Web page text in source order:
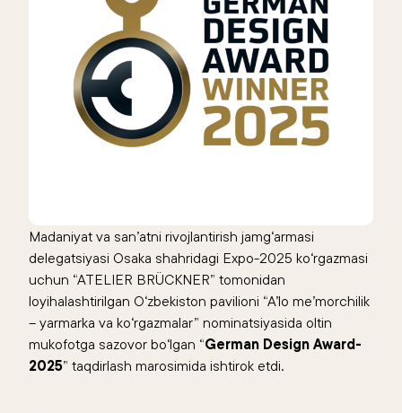
Madaniyat va san’atni rivojlantirish jamg‘armasi
delegatsiyasi Osaka shahridagi Expo-2025 ko‘rgazmasi
uchun “ATELIER BRÜCKNER” tomonidan
loyihalashtirilgan O‘zbekiston pavilioni “A’lo me’morchilik
– yarmarka va ko‘rgazmalar” nominatsiyasida oltin
mukofotga sazovor bo‘lgan “German Design Award-
2025” taqdirlash marosimida ishtirok etdi.